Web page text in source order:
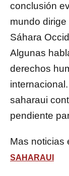
conclusión
mundo dirige
Sáhara
Algunas
derechos
saharaui
pendiente
Mas noticias
SAHARAUI